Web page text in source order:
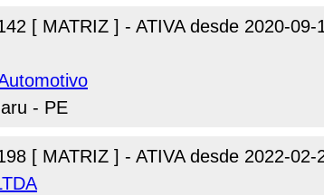
[ MATRIZ ] - ATIVA desde 2020-09-
- PE
[ MATRIZ ] - ATIVA desde 2022-02-